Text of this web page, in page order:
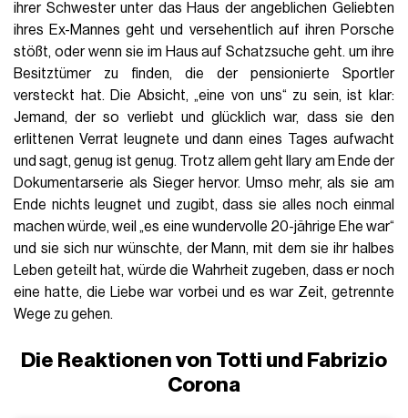
ihrer Schwester unter das Haus der angeblichen Geliebten
ihres Ex-Mannes geht und versehentlich auf ihren Porsche
stößt, oder wenn sie im Haus auf Schatzsuche geht. um ihre
Besitztümer zu finden, die der pensionierte Sportler
versteckt hat. Die Absicht, „eine von uns“ zu sein, ist klar:
Jemand, der so verliebt und glücklich war, dass sie den
erlittenen Verrat leugnete und dann eines Tages aufwacht
und sagt, genug ist genug. Trotz allem geht Ilary am Ende der
Dokumentarserie als Sieger hervor. Umso mehr, als sie am
Ende nichts leugnet und zugibt, dass sie alles noch einmal
machen würde, weil „es eine wundervolle 20-jährige Ehe war“
und sie sich nur wünschte, der Mann, mit dem sie ihr halbes
Leben geteilt hat, würde die Wahrheit zugeben, dass er noch
eine hatte, die Liebe war vorbei und es war Zeit, getrennte
Wege zu gehen.
Die Reaktionen von Totti und Fabrizio
Corona